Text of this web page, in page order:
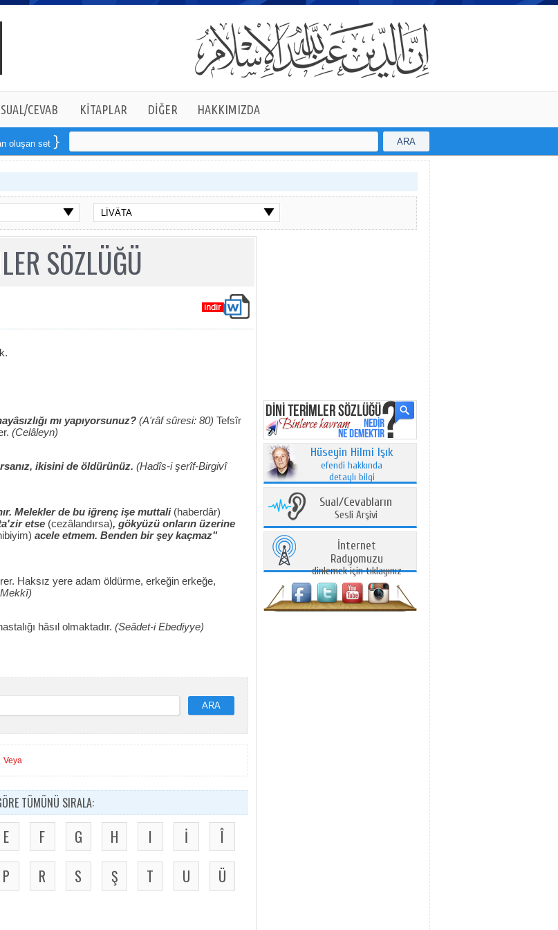
SUAL/CEVAB KİTAPLAR DİĞER HAKKIMIZDA
seti online sipariş verebilirsiniz ARA
SÖZLÜĞÜ
mı yapıyorsunuz? (A'râf sûresi: 80) Tefsîr
(Celâleyn)
ikisini de öldürünüz. (Hadîs-i şerîf-Birgivî
Melekler de bu iğrenç işe muttali(haberdâr)
etse (cezâlandırsa), gökyüzü onların üzerine
acele etmem. Benden bir şey kaçmaz"
Haksız yere adam öldürme, erkeğin erkeğe,
hâsıl olmaktadır. (Seâdet-i Ebediyye)
ARA
Veya
TÜMÜNÜ SIRALA:
E F G H I İ
Î
P R S Ş T U
Ü
Hüseyin Hilmi Işık
efendi hakkında
detaylı bilgi
Sual/Cevabların
Sesli Arşivi
İnternet
Radyomuzu
dinlemek için tıklayınız